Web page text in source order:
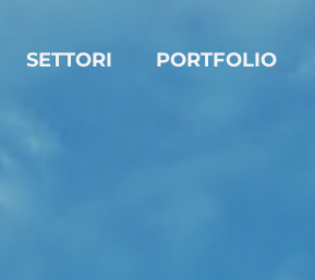
SETTORI PORTFOLIO